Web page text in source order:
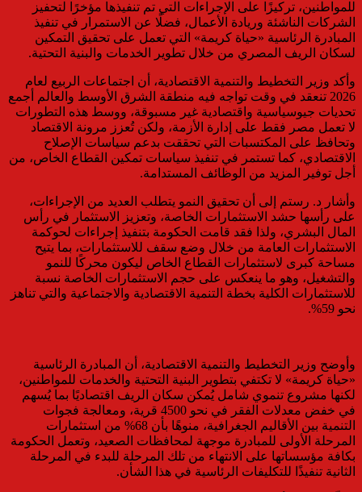
للمواطنين، تركيزًا على الإجراءات التي تم تنفيذها مؤخرًا لتحفيز
الشركات الناشئة وريادة الأعمال، فضلًا عن الاستمرار في تنفيذ
المبادرة الرئاسية «حياة كريمة» التي تعمل على تحقيق التمكين
لسكان الريف المصري من خلال تطوير الخدمات والبنية التحتية.
وأكد وزير التخطيط والتنمية الاقتصادية، أن اجتماعات الربيع لعام
2026 تنعقد في وقت تواجه فيه منطقة الشرق الأوسط والعالم أجمع
تحديات جيوسياسية واقتصادية غير مسبوقة، ووسط هذه التطورات
لا تعمل مصر فقط على إدارة الأزمة، ولكن تُعزز مرونة الاقتصاد
وتحافظ على المكتسبات التي تحققت بدعم سياسات الإصلاح
الاقتصادي، كما تستمر في تنفيذ سياسات تمكين القطاع الخاص، من
أجل توفير المزيد من الوظائف المستدامة.
وأشار د. رستم إلى أن تحقيق النمو يتطلب العديد من الإجراءات،
على رأسها حشد الاستثمارات الخاصة، وتعزيز الاستثمار في رأس
المال البشري، ولذا فقد قامت الحكومة بتنفيذ إجراءات لحوكمة
الاستثمارات العامة من خلال وضع سقف للاستثمارات، بما يتيح
مساحة كبرى لاستثمارات القطاع الخاص ليكون محركًا للنمو
والتشغيل، وهو ما ينعكس على حجم الاستثمارات الخاصة نسبة
للاستثمارات الكلية بخطة التنمية الاقتصادية والاجتماعية والتي تناهز
نحو 59%.
وأوضح وزير التخطيط والتنمية الاقتصادية، أن المبادرة الرئاسية
«حياة كريمة» لا تكتفي بتطوير البنية التحتية والخدمات للمواطنين،
لكنها مشروع تنموي شامل يُمكن سكان الريف اقتصاديًا بما يُسهم
في خفض معدلات الفقر في نحو 4500 قرية، ومعالجة فجوات
التنمية بين الأقاليم الجغرافية، منوهًا بأن 68% من استثمارات
المرحلة الأولى للمبادرة موجهة لمحافظات الصعيد، وتعمل الحكومة
بكافة مؤسساتها على الانتهاء من تلك المرحلة للبدء في المرحلة
الثانية تنفيذًا للتكليفات الرئاسية في هذا الشأن.